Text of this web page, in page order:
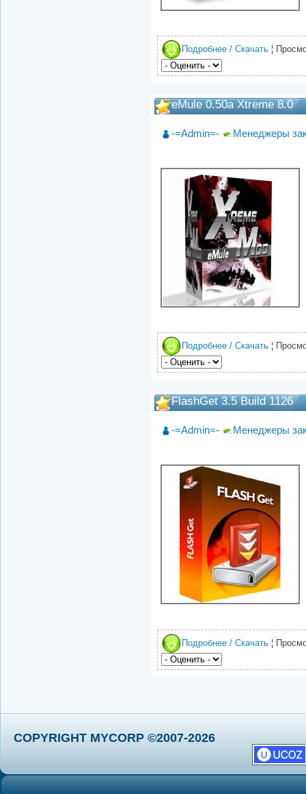
Подробнее / Скачать ¦
eMule 0.50a Xtreme 8.0
-=Admin=- Менеджеры
Подробнее / Скачать ¦
FlashGet 3.5 Build 1126
-=Admin=- Менеджеры
Подробнее / Скачать ¦
COPYRIGHT MYCORP ©2007-2026